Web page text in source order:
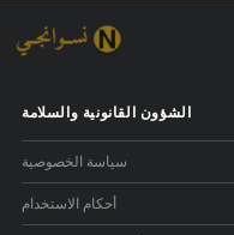
الشؤون القانونية والسلامة
سياسة الخصوصية
أحكام الاستخدام